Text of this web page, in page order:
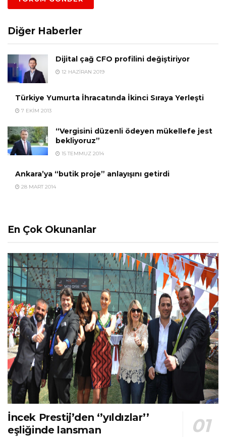
Diğer Haberler
Dijital çağ CFO profilini değiştiriyor
12 HAZIRAN 2019
Türkiye Yumurta İhracatında İkinci Sıraya Yerleşti
7 EKIM 2013
“Vergisini düzenli ödeyen mükellefe jest
bekliyoruz”
15 TEMMUZ 2014
Ankara’ya “butik proje” anlayışını getirdi
28 MART 2014
En Çok Okunanlar
İncek Prestij’den ‘’yıldızlar’’
eşliğinde lansman